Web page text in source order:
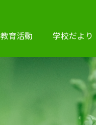
教育活動 学校だより